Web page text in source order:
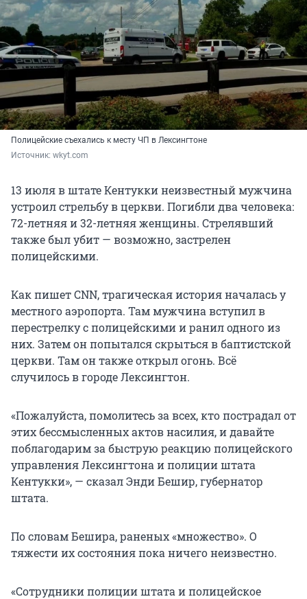
Полицейские съехались к месту ЧП в Лексингтоне
Источник: wkyt.com
13 июля в штате Кентукки неизвестный мужчина
устроил стрельбу в церкви. Погибли два человека:
72-летняя и 32-летняя женщины. Стрелявший
также был убит — возможно, застрелен
полицейскими.
Как пишет CNN, трагическая история началась у
местного аэропорта. Там мужчина вступил в
перестрелку с полицейскими и ранил одного из
них. Затем он попытался скрыться в баптистской
церкви. Там он также открыл огонь. Всё
случилось в городе Лексингтон.
«Пожалуйста, помолитесь за всех, кто пострадал от
этих бессмысленных актов насилия, и давайте
поблагодарим за быструю реакцию полицейского
управления Лексингтона и полиции штата
Кентукки», — сказал Энди Бешир, губернатор
штата.
По словам Бешира, раненых «множество». О
тяжести их состояния пока ничего неизвестно.
«Сотрудники полиции штата и полицейское